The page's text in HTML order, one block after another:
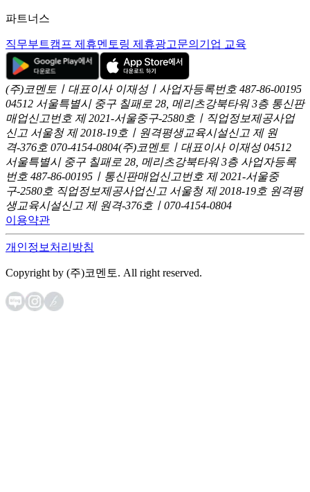
파트너스
직무부트캠프 제휴멘토링 제휴광고문의 기업 교육
(주)코멘토ㅣ대표이사 이재성ㅣ사업자등록번호 487-86-00195
04512 서울특별시 중구 칠패로 28, 메리츠강북타워 3층 통신판
매업신고번호 제 2021-서울중구-2580호ㅣ직업정보제공사업
신고 서울청 제 2018-19호ㅣ원격평생교육시설신고 제 원
격-376호 070-4154-0804(주)코멘토ㅣ대표이사 이재성 04512
서울특별시 중구 칠패로 28, 메리츠강북타워 3층 사업자등록
번호 487-86-00195ㅣ통신판매업신고번호 제 2021-서울중
구-2580호 직업정보제공사업신고 서울청 제 2018-19호 원격평
생교육시설신고 제 원격-376호ㅣ070-4154-0804
이용약관
개인정보처리방침
Copyright by (주)코멘토. All right reserved.